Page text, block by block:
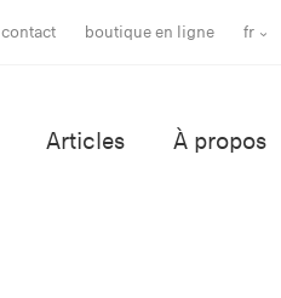
contact boutique en ligne fr
Articles À propos